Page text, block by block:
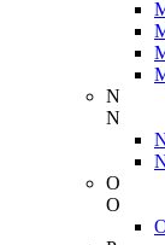
N
N
O
O